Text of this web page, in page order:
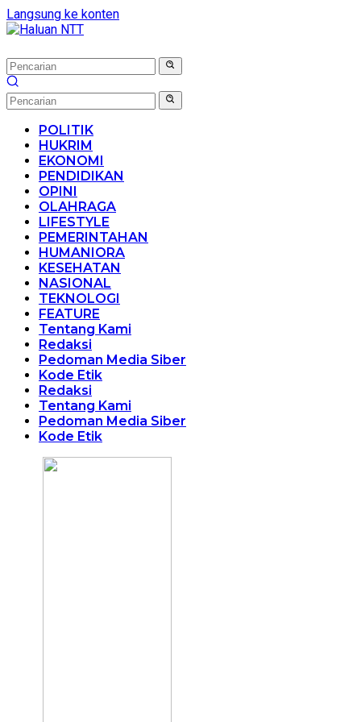
Langsung ke konten
POLITIK
HUKRIM
EKONOMI
PENDIDIKAN
OPINI
OLAHRAGA
LIFESTYLE
PEMERINTAHAN
HUMANIORA
KESEHATAN
NASIONAL
TEKNOLOGI
FEATURE
Tentang Kami
Redaksi
Pedoman Media Siber
Kode Etik
Redaksi
Tentang Kami
Pedoman Media Siber
Kode Etik